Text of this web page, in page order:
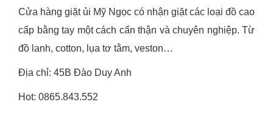
Cửa hàng giặt ủi Mỹ Ngọc có nhận giặt các loại đồ cao
cấp bằng tay một cách cẩn thận và chuyên nghiệp. Từ
đồ lanh, cotton, lụa tơ tằm, veston…
Địa chỉ: 45B Đào Duy Anh
Hot: 0865.843.552